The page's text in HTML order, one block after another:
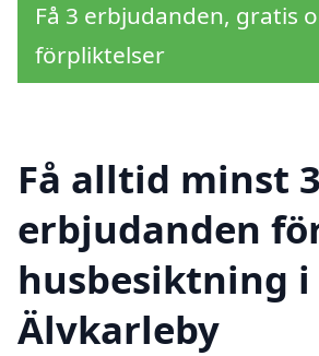
Få 3 erbjudanden, gratis
förpliktelser
Få alltid minst 3
erbjudanden
husbesiktning i
Älvkarleby